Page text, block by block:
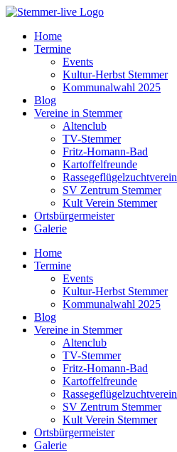
Home
Termine
Events
Kultur-Herbst Stemmer
Kommunalwahl 2025
Blog
Vereine in Stemmer
Altenclub
TV-Stemmer
Fritz-Homann-Bad
Kartoffelfreunde
Rassegeflügelzuchtverein
SV Zentrum Stemmer
Kult Verein Stemmer
Ortsbürgermeister
Galerie
Home
Termine
Events
Kultur-Herbst Stemmer
Kommunalwahl 2025
Blog
Vereine in Stemmer
Altenclub
TV-Stemmer
Fritz-Homann-Bad
Kartoffelfreunde
Rassegeflügelzuchtverein
SV Zentrum Stemmer
Kult Verein Stemmer
Ortsbürgermeister
Galerie